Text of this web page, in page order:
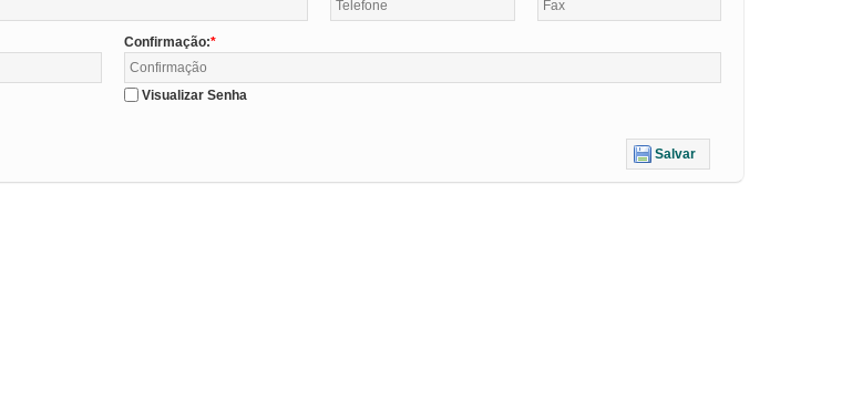
Confirmação:
Visualizar Senha
Salvar